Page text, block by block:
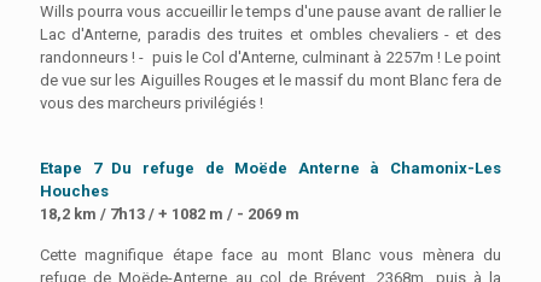
Wills pourra vous accueillir le temps d'une pause avant de rallier le
Lac d'Anterne, paradis des truites et ombles chevaliers - et des
randonneurs ! - puis le Col d'Anterne, culminant à 2257m ! Le point
de vue sur les Aiguilles Rouges et le massif du mont Blanc fera de
vous des marcheurs privilégiés !
Etape 7 Du refuge de Moëde Anterne à Chamonix-Les
Houches
18,2 km / 7h13 / + 1082 m / - 2069 m
Cette magnifique étape face au mont Blanc vous mènera du
refuge de Moëde-Anterne au col de Brévent, 2368m, puis à la